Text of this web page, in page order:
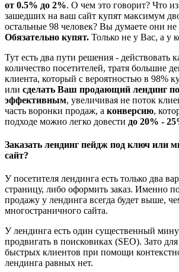
от 0.5% до 2%. О чем это говорит? Что из
зашедших на ваш сайт купят максимум
остальные 98 человек? Вы думаете они не
Обязательно купят. Только не у Вас, а у
Тут есть два пути решения - действовать
количество посетителей, тратя большие
клиента, который с вероятностью в 98%
или сделать Ваш продающий лендинг
эффективным, увеличивая не поток
часть воронки продаж, а конверсию,
подходе можно легко довести до 20% -
Заказать лендинг пейдж под ключ или
сайт?
У посетителя лендинга есть только два
страницу, либо оформить заказ. Именно
продажу у лендинга всегда будет выше,
многостраничного сайта.
У лендинга есть один существенный
продвигать в поисковиках (SEO). Зато
быстрых клиентов при помощи
лендинга равных нет.